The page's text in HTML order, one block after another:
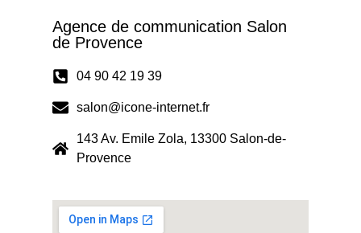
Agence de communication Salon
de Provence
04 90 42 19 39
salon@icone-internet.fr
143 Av. Emile Zola, 13300 Salon-de-
Provence